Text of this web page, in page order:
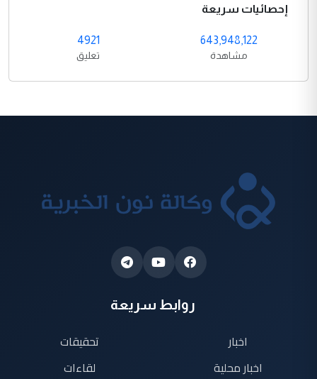
إحصائيات سريعة
643,948,122
مشاهدة
4921
تعليق
روابط سريعة
اخبار
اخبار محلية
تحقيقات
لقاءات